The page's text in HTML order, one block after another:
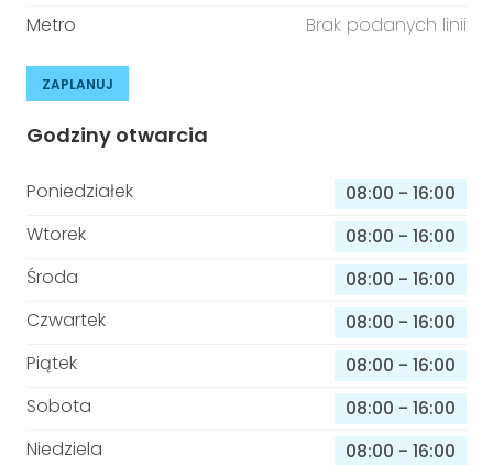
Metro
Brak podanych linii
ZAPLANUJ
Godziny otwarcia
Poniedziałek 08:00 - 16:00
Wtorek
08:00 - 16:00
Środa
08:00 - 16:00
Czwartek
08:00 - 16:00
Piątek
08:00 - 16:00
Sobota
08:00 - 16:00
Niedziela
08:00 - 16:00